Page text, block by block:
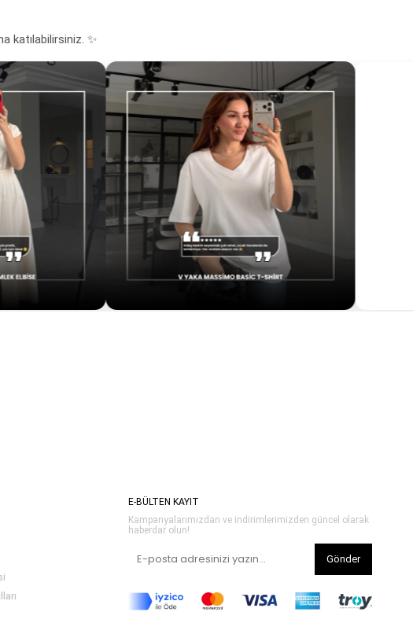
katılabilirsiniz. ✨
E-BÜLTEN KAYIT
Kampanyalarımızdan ve indirimlerimizden güncel olarak
haberdar olun!
Gönder